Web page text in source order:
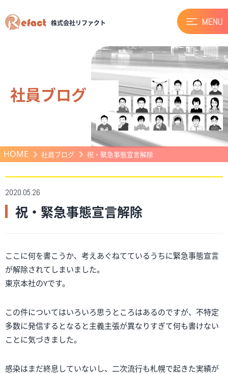
株式会社リファクト
社員ブログ
HOME 社員ブログ 祝・緊急事態宣言解除
2020.05.26
祝・緊急事態宣言解除
ここに何を書こうか、考えあぐねてているうちに緊急事態宣言
が解除されてしまいました。
東京本社のYです。
この件についてはいろいろ思うところはあるのですが、不特定
多数に発信するとなると主義主張が異なりすぎて何も書けない
ことに気づきました。
感染はまだ終息していないし、二次流行も札幌で起きた実績が